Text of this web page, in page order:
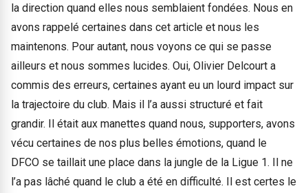
la direction quand elles nous semblaient fondées. Nous en
avons rappelé certaines dans cet article et nous les
maintenons. Pour autant, nous voyons ce qui se passe
ailleurs et nous sommes lucides. Oui, Olivier Delcourt a
commis des erreurs, certaines ayant eu un lourd impact sur
la trajectoire du club. Mais il l’a aussi structuré et fait
grandir. Il était aux manettes quand nous, supporters, avons
vécu certaines de nos plus belles émotions, quand le
DFCO se taillait une place dans la jungle de la Ligue 1. Il ne
l’a pas lâché quand le club a été en difficulté. Il est certes le